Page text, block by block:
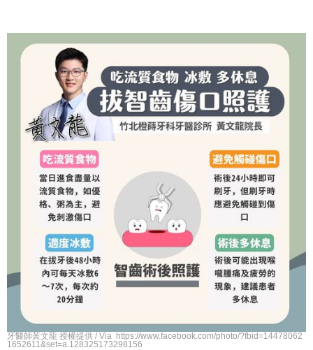
牙醫師黃文龍 授權提供 / Via https://www.facebook.com/photo/?fbid=14478062
1652611&set=a.128325173298156